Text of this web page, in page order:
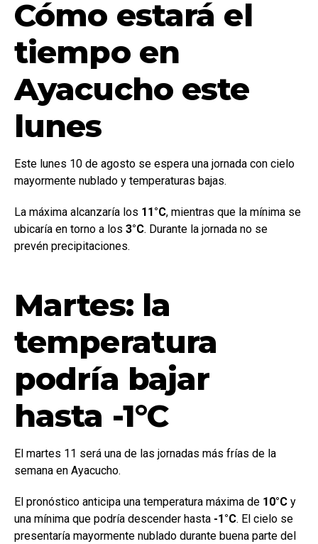
Cómo estará el
tiempo en
Ayacucho este
lunes
Este lunes 10 de agosto se espera una jornada con cielo
mayormente nublado y temperaturas bajas.
La máxima alcanzaría los 11°C, mientras que la mínima se
ubicaría en torno a los 3°C. Durante la jornada no se
prevén precipitaciones.
Martes: la
temperatura
podría bajar
hasta -1°C
El martes 11 será una de las jornadas más frías de la
semana en Ayacucho.
El pronóstico anticipa una temperatura máxima de 10°C y
una mínima que podría descender hasta -1°C. El cielo se
presentaría mayormente nublado durante buena parte del